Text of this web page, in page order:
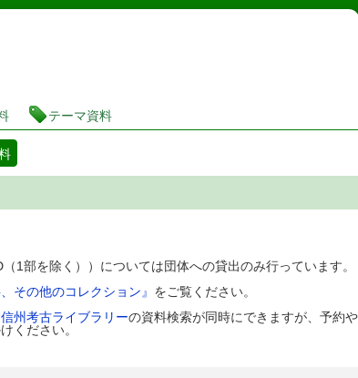
図書館 蔵書検索・予約システム
テーマ資料
1部を除く））については団体への貸出のみ行っています。
その他のコレクション』 をご覧ください。
州考古ライブラリーの資料検索が同時にできますが、予約
ください。